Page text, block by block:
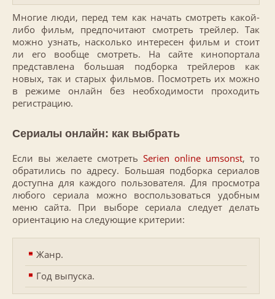
Многие люди, перед тем как начать смотреть какой-
либо фильм, предпочитают смотреть трейлер. Так
можно узнать, насколько интересен фильм и стоит
ли его вообще смотреть. На сайте кинопортала
представлена большая подборка трейлеров как
новых, так и старых фильмов. Посмотреть их можно
в режиме онлайн без необходимости проходить
регистрацию.
Сериалы онлайн: как выбрать
Если вы желаете смотреть Serien online umsonst, то
обратились по адресу. Большая подборка сериалов
доступна для каждого пользователя. Для просмотра
любого сериала можно воспользоваться удобным
меню сайта. При выборе сериала следует делать
ориентацию на следующие критерии:
Жанр.
Год выпуска.